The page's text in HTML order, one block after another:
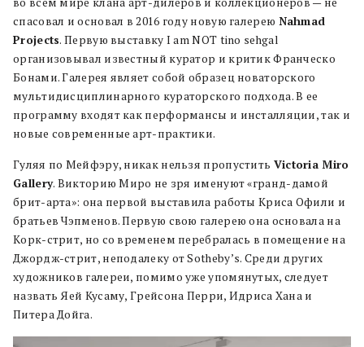
спасовал и основал в 2016 году новую галерею Nahmad
Projects. Первую выставку I am NOT tino sehgal
организовывал известный куратор и критик Франческо
Бонами. Галерея являет собой образец новаторского
мультидисциплинарного кураторского подхода. В ее
программу входят как перформансы и инсталляции, так и
новые современные арт-практики.
Гуляя по Мейфэру, никак нельзя пропустить Victoria Miro
Gallery. Викторию Миро не зря именуют «гранд-дамой
брит-арта»: она первой выставила работы Криса Офили и
братьев Чэпменов. Первую свою галерею она основала на
Корк-стрит, но со временем перебралась в помещение на
Джордж-стрит, неподалеку от Sotheby’s. Cреди других
художников галереи, помимо уже упомянутых, следует
назвать Яей Кусаму, Грейсона Перри, Идриса Хана и
Питера Дойга.